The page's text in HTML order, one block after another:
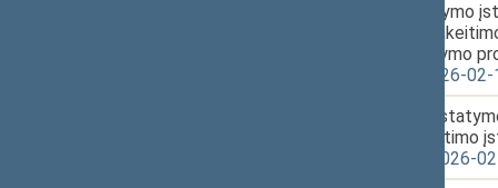
Profesinio mokymo
36 straipsnių
straipsniu įstatymo
XVP-927(2) 2026-02-
Konkurencijos
straipsnių pakeitimo
XVP-1099(2) 2026-